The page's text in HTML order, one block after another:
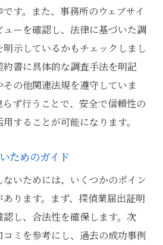
す。また、事務所のウェブサイ
ューを確認し、法律に基づいた調
示しているかもチェックしまし
約書に具体的な調査手法を明記
の他関連法規を遵守していま
ず行うことで、安全で信頼性の
することが可能になります。
ためのガイド
いためには、いくつかのポイン
あります。まず、探偵業届出証明
し、合法性を確保します。次
ミを参考にし、過去の成功事例